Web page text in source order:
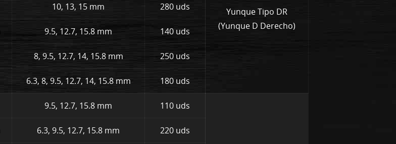
Yunque Tipo DR
(Yunque D Derecho)
10, 13, 15 mm 280 uds
9.5, 12.7, 15.8 mm 140 uds
8, 9.5, 12.7, 14, 15.8 mm 250 uds
6.3, 8, 9.5, 12.7, 14, 15.8 mm 180 uds
9.5, 12.7, 15.8 mm 110 uds
6.3, 9.5, 12.7, 15.8 mm 220 uds